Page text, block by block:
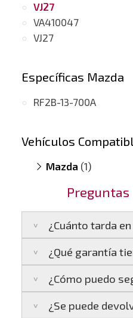
VJ27
VA410047
VJ27
Específicas Mazda
RF2B-13-700A
Vehículos
Mazda (1)
¿Cuánto tarda
Península:
de24 a 48 horas
pedido antes de las
Islas Baleares:El
¿Qué garantía
La garantía varía
3 años de
¿Cómo puedo
Te enviaremos un
¿Se puede